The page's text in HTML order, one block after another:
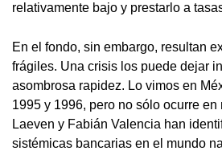
relativamente bajo y prestarlo a
En el fondo, sin embargo, resultan
frágiles. Una crisis los puede dejar
asombrosa rapidez. Lo vimos en
1995 y 1996, pero no sólo ocurre en
Laeven y Fabián Valencia han
sistémicas bancarias en el mundo